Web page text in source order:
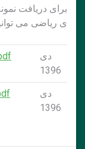
ی ریاضی می
دی
1396
دی
1396